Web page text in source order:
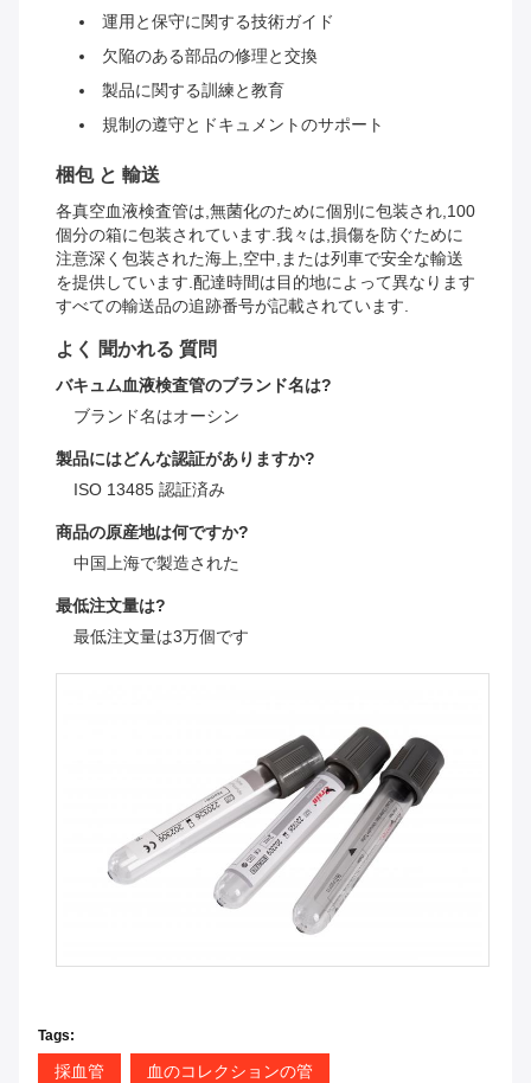
運用と保守に関する技術ガイド
欠陥のある部品の修理と交換
製品に関する訓練と教育
規制の遵守とドキュメントのサポート
梱包 と 輸送
各真空血液検査管は,無菌化のために個別に包装され,100
個分の箱に包装されています.我々は,損傷を防ぐために
注意深く包装された海上,空中,または列車で安全な輸送
を提供しています.配達時間は目的地によって異なります
すべての輸送品の追跡番号が記載されています.
よく 聞かれる 質問
バキュム血液検査管のブランド名は?
ブランド名はオーシン
製品にはどんな認証がありますか?
ISO 13485 認証済み
商品の原産地は何ですか?
中国上海で製造された
最低注文量は?
最低注文量は3万個です
Tags:
採血管 血のコレクションの管